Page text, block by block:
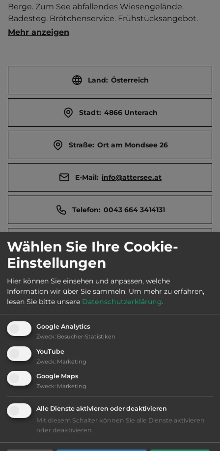
Berge. Zum See abfallendes Wiesengelände.
Badesteg. Brötchenservice. Frühstücksangebot.
Durch Dauercamper geprägt.   Ort 4 km entfernt.
Mehr anzeigen
Land: Österreich
Stadt: 4866 Unterach
Straße: Ort am Mondsee 26
E-Mail: info@attersee.at
Telefon: 0043 664 3414131
Fläche: 25.000 m
Ausstattung:
Platzeinrichtung: befriedigend
Geräuschkulisse: überwiegend ruhig
Hygiene: befriedigend
Wählen Sie Ihre Cookie-
Einstellungen
Hier können Sie einsehen und anpassen, welche
Information wir über Sie sammeln. Um mehr zu erfahren,
lesen Sie bitte unsere Datenschutzerklärung.
Google Analytics
Zweck: Besucher-Statistiken
YouTube
Zweck: Marketing
Google Maps
Zweck: Marketing
Alle Dienste aktivieren oder deaktivieren
Mit diesem Schalter können Sie alle Dienste aktivieren
oder deaktivieren.